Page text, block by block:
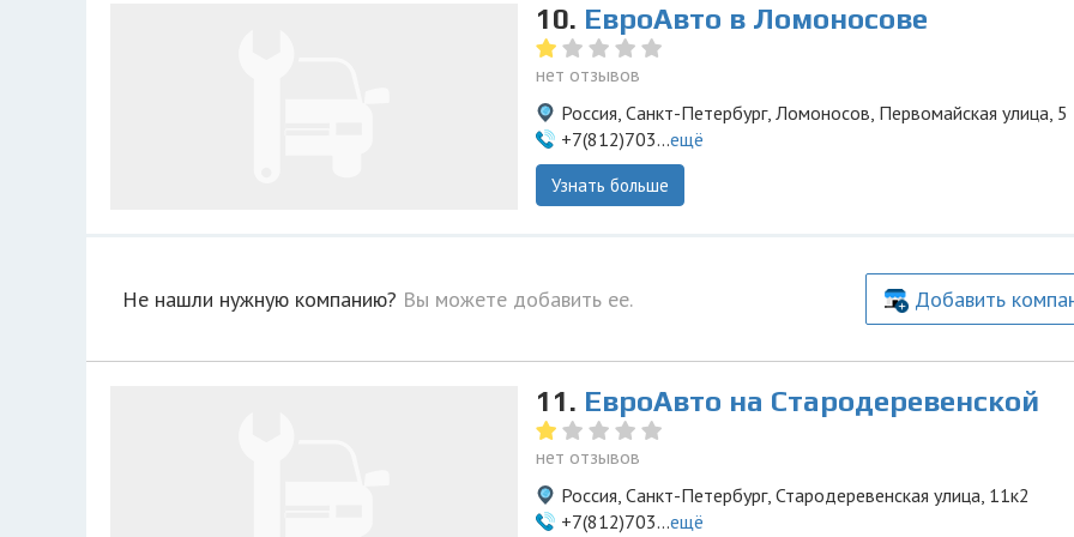
10. ЕвроАвто в Ломоносове
нет отзывов
Россия, Санкт-Петербург, Ломоносов, Первомайская улица, 5
+7(812)703...ещё
Узнать больше
Не нашли нужную компанию? Вы можете добавить ее. Добавить
11. ЕвроАвто на Стародеревенской
нет отзывов
Россия, Санкт-Петербург, Стародеревенская улица, 11к2
+7(812)703...ещё